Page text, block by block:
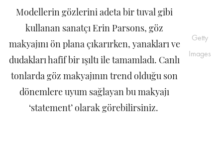
Modellerin gözlerini adeta bir tuval gibi
kullanan sanatçı Erin Parsons, göz
makyajını ön plana çıkarırken, yanakları ve
dudakları hafif bir ışıltı ile tamamladı. Canlı
tonlarda göz makyajının trend olduğu son
dönemlere uyum sağlayan bu makyajı
‘statement’ olarak görebilirsiniz.
Getty
Images